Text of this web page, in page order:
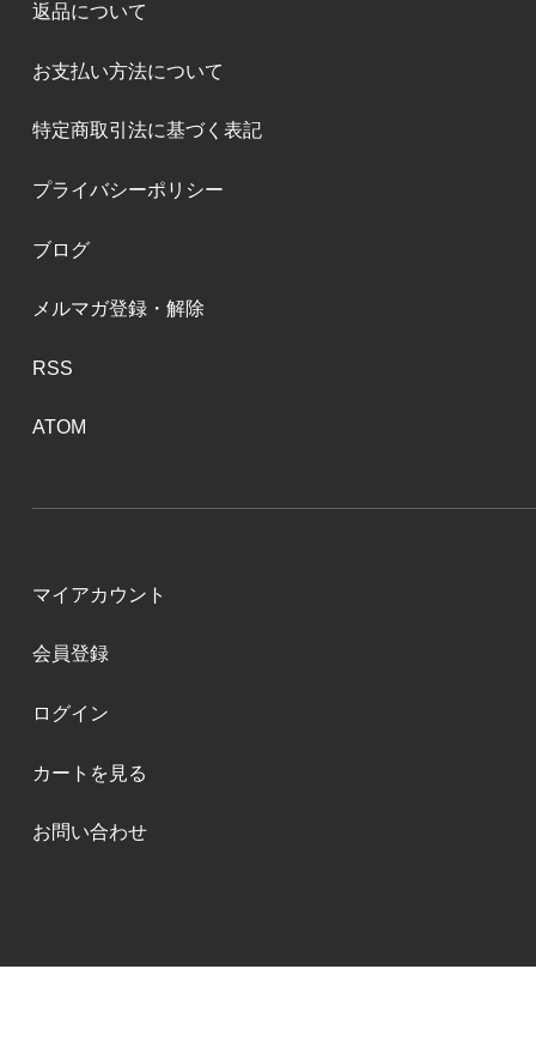
返品について
お支払い方法について
特定商取引法に基づく表記
プライバシーポリシー
ブログ
メルマガ登録・解除
RSS
ATOM
マイアカウント
会員登録
ログイン
カートを見る
お問い合わせ